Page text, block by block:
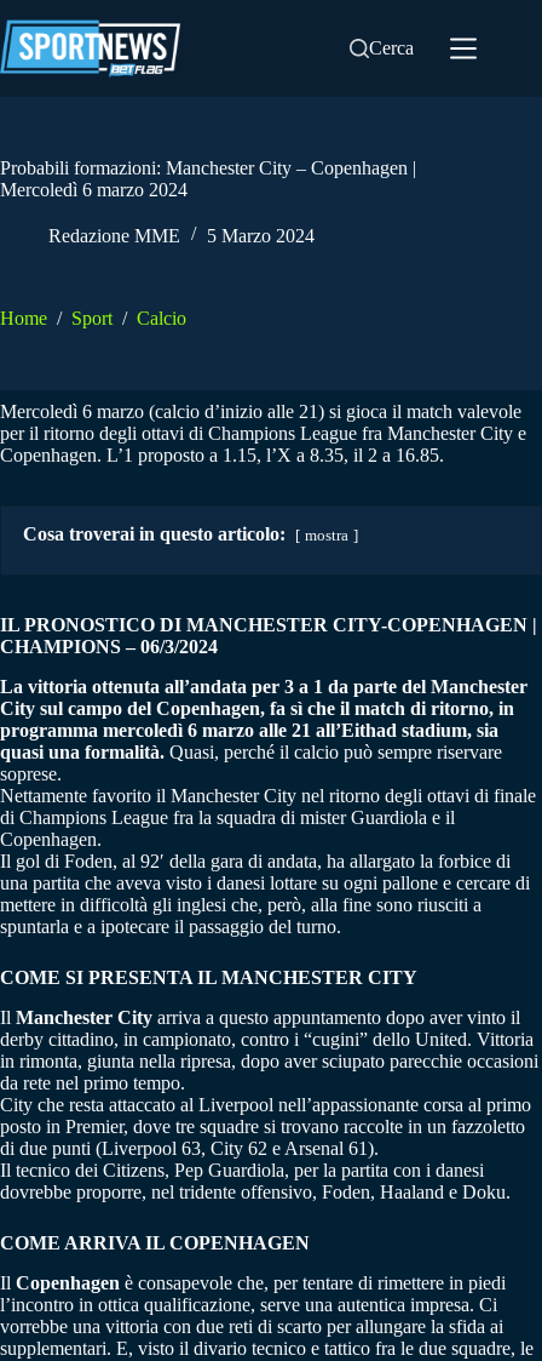
al
contenuto
Cerca
Probabili formazioni: Manchester City – Copenhagen |
Mercoledì 6 marzo 2024
Redazione MME 5 Marzo 2024
Home / Sport / Calcio
Mercoledì 6 marzo (calcio d’inizio alle 21) si gioca il match valevole
per il ritorno degli ottavi di Champions League fra Manchester City e
Copenhagen. L’1 proposto a 1.15, l’X a 8.35, il 2 a 16.85.
Cosa troverai in questo articolo: mostra
IL PRONOSTICO DI MANCHESTER CITY-COPENHAGEN |
CHAMPIONS – 06/3/2024
La vittoria ottenuta all’andata per 3 a 1 da parte del Manchester
City sul campo del Copenhagen, fa sì che il match di ritorno, in
programma mercoledì 6 marzo alle 21 all’Eithad stadium, sia
quasi una formalità. Quasi, perché il calcio può sempre riservare
soprese.
Nettamente favorito il Manchester City nel ritorno degli ottavi di finale
di Champions League fra la squadra di mister Guardiola e il
Copenhagen.
Il gol di Foden, al 92′ della gara di andata, ha allargato la forbice di
una partita che aveva visto i danesi lottare su ogni pallone e cercare di
mettere in difficoltà gli inglesi che, però, alla fine sono riusciti a
spuntarla e a ipotecare il passaggio del turno.
COME SI PRESENTA IL MANCHESTER CITY
Il Manchester City arriva a questo appuntamento dopo aver vinto il
derby cittadino, in campionato, contro i “cugini” dello United. Vittoria
in rimonta, giunta nella ripresa, dopo aver sciupato parecchie occasioni
da rete nel primo tempo.
City che resta attaccato al Liverpool nell’appassionante corsa al primo
posto in Premier, dove tre squadre si trovano raccolte in un fazzoletto
di due punti (Liverpool 63, City 62 e Arsenal 61).
Il tecnico dei Citizens, Pep Guardiola, per la partita con i danesi
dovrebbe proporre, nel tridente offensivo, Foden, Haaland e Doku.
COME ARRIVA IL COPENHAGEN
Il Copenhagen è consapevole che, per tentare di rimettere in piedi
l’incontro in ottica qualificazione, serve una autentica impresa. Ci
vorrebbe una vittoria con due reti di scarto per allungare la sfida ai
supplementari. E, visto il divario tecnico e tattico fra le due squadre, le